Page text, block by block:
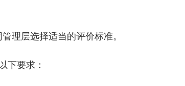
层选择适当的评价标准。
要求：